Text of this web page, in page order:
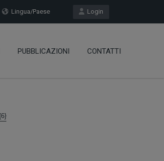
Login
Lingua/Paese
PUBBLICAZIONI CONTATTI